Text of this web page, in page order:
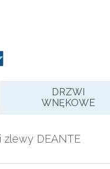
DRZWI
WNĘKOWE
zlewy DEANTE